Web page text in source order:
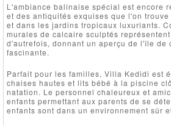
L'ambiance balinaise spécial est encore
et des antiquités exquises que l'on
et dans les jardins tropicaux luxuriants.
murales de calcaire sculptés
d'autrefois, donnant un aperçu de l'île de
fascinante.
Parfait pour les familles, Villa Kedidi est
chaises hautes et lits bébé à la piscine
natation. Le personnel chaleureux et
enfants permettant aux parents de se
enfants sont dans un environnement sûr